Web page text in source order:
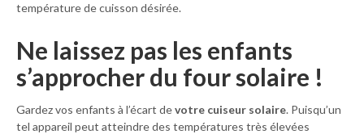
température de cuisson désirée.
Ne laissez pas les enfants
s’approcher du four solaire !
Gardez vos enfants à l’écart devotre cuiseur solaire. Puisqu’un
tel appareil peut atteindre des températures très élevées